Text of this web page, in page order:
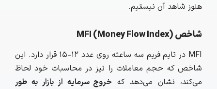
هنوز شاهد آن نیستیم.
شاخص MFI (Money Flow Index)
MFI
در تایم فریم سه ساعته روی عدد ۱۲-۱۵ قرار دارد. این
شاخص که حجم معاملات را نیز در محاسبات خود لحاظ
می‌کند، نشان می‌دهد که خروج سرمایه از بازار به طور